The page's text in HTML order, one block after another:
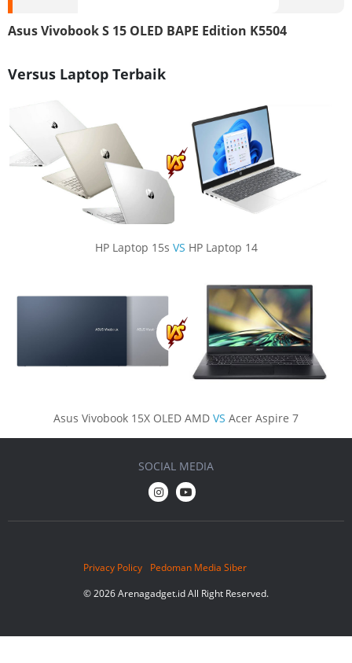
Asus Vivobook S 15 OLED BAPE Edition K5504
Versus Laptop Terbaik
HP Laptop 15s VS HP Laptop 14
Asus Vivobook 15X OLED AMD VS Acer Aspire 7
Privacy Policy
Pedoman Media Siber
© 2026 Arenagadget.id All Right Reserved.
SOCIAL MEDIA